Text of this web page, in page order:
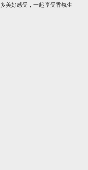
美好感受，一起享受香氛生